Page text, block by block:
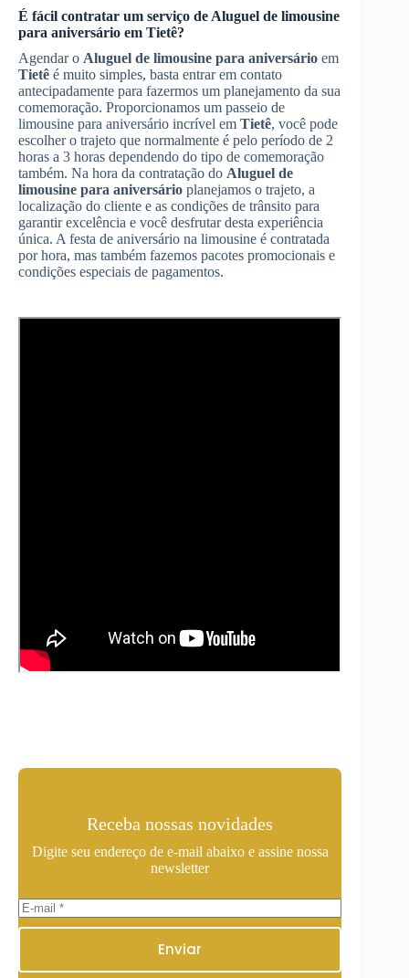
É fácil contratar um serviço de Aluguel de limousine
para aniversário em Tietê?
Agendar o Aluguel de limousine para aniversário em
Tietê é muito simples, basta entrar em contato
antecipadamente para fazermos um planejamento da sua
comemoração. Proporcionamos um passeio de
limousine para aniversário incrível em Tietê, você pode
escolher o trajeto que normalmente é pelo período de 2
horas a 3 horas dependendo do tipo de comemoração
também. Na hora da contratação do Aluguel de
limousine para aniversário planejamos o trajeto, a
localização do cliente e as condições de trânsito para
garantir excelência e você desfrutar desta experiência
única. A festa de aniversário na limousine é contratada
por hora, mas também fazemos pacotes promocionais e
condições especiais de pagamentos.
Receba nossas novidades
Digite seu endereço de e-mail abaixo e assine nossa
newsletter
Enviar